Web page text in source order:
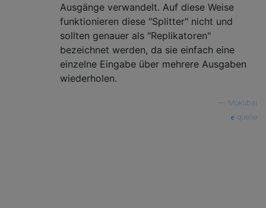
Ausgänge verwandelt. Auf diese Weise
funktionieren diese "Splitter" nicht und
sollten genauer als "Replikatoren"
bezeichnet werden, da sie einfach eine
einzelne Eingabe über mehrere Ausgaben
wiederholen.
Mokubai
quelle